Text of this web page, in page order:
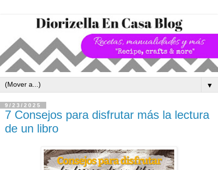
▼
9/23/2025
7 Consejos para disfrutar más la lectura
de un libro